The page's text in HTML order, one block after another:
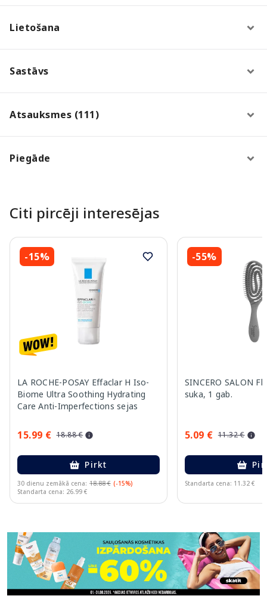
Lietošana
Sastāvs
Atsauksmes (111)
Piegāde
Citi pircēji interesējas
-15%
LA ROCHE-POSAY Effaclar H Iso-
Biome Ultra Soothing Hydrating
Care Anti-Imperfections sejas
15.99 € 18.88 €
Pirkt
30 dienu zemākā cena: 18.88 € (-15%)
Standarta cena: 26.99 €
-55%
SINCERO SALON
suka, 1 gab.
5.09 € 11.32 €
Standarta cena: 11.32 €